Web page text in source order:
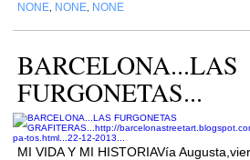
NONE NONE NONE
BARCELONA...LAS
FURGONETAS...
MI VIDA Y MI HISTORIAVía